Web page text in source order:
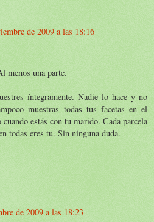
de 2009 a las 18:16
menos una parte.
íntegramente. Nadie lo hace y no
muestras todas tus facetas en el
estás con tu marido. Cada parcela
todas eres tu. Sin ninguna duda.
de 2009 a las 18:23